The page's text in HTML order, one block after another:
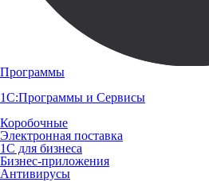
Программы
1С:Программы и Сервисы
Коробочные
Электронная поставка
1С для бизнеса
Бизнес-приложения
Антивирусы